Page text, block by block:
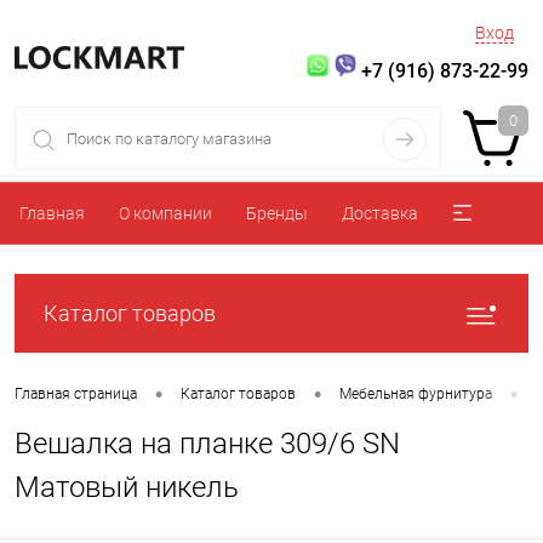
Вход
+7 (916) 873-22-99
0
Главная О компании Бренды Доставка
Каталог товаров
Главная страница • Каталог товаров • Мебельная фурнитура •
Вешалка на планке 309/6 SN
Матовый никель